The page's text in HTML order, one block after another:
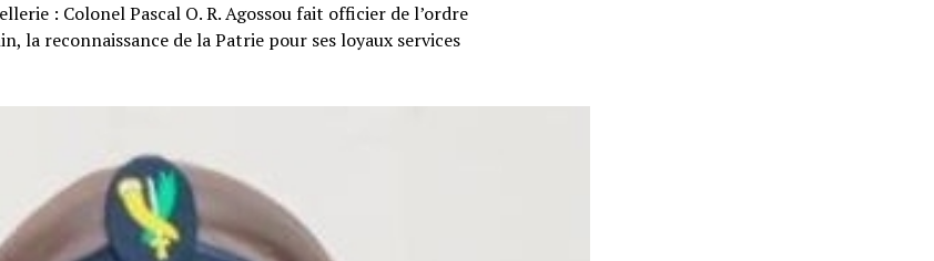
: Colonel Pascal O. R. Agossou fait officier de l’ordre
la reconnaissance de la Patrie pour ses loyaux services